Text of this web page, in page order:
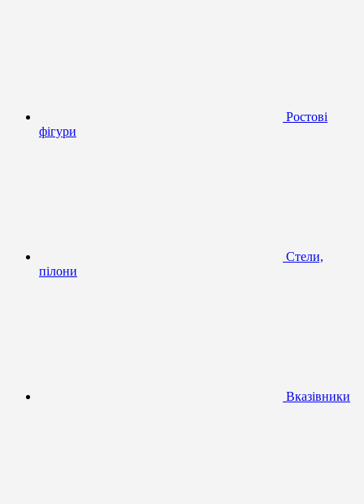
Ростові
фігури
Стели,
пілони
Вказівники